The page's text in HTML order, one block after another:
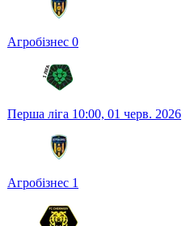
Агробізнес 0
Перша ліга 10:00, 01 черв. 2026
Агробізнес 1